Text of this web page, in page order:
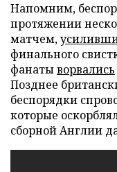
Напомним,
протяжении
матчем,
финального
фанатыворвались
Позднее
беспорядки
которые
сборной Англии